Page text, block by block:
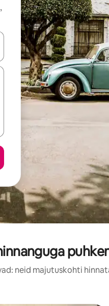
või puuduta või tõmba
neid majutuskohti